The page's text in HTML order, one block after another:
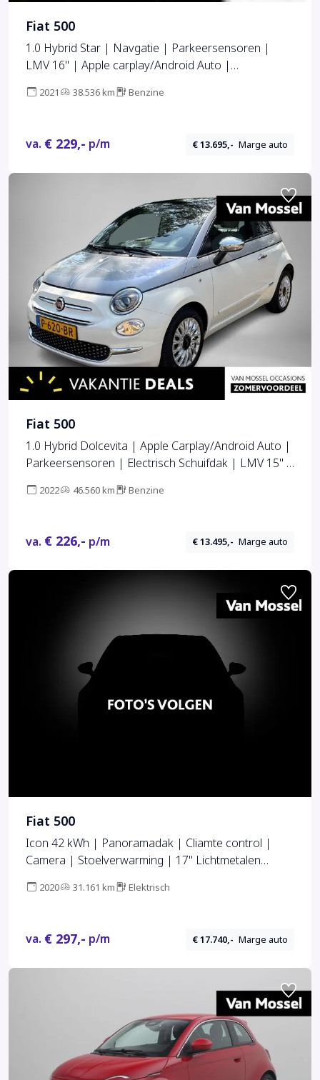
Fiat 500
1.0 Hybrid Star | Navgatie | Parkeersensoren |
LMV 16" | Apple carplay/Android Auto |
2021 38.536 km Benzine
va. € 229,- p/m € 13.695,- Marge auto
Fiat 500
1.0 Hybrid Dolcevita | Apple Carplay/Android Auto |
Parkeersensoren | Electrisch Schuifdak | LMV 15" |
2022 46.560 km Benzine
va. € 226,- p/m € 13.495,- Marge auto
Fiat 500
Icon 42 kWh | Panoramadak | Cliamte control |
Camera | Stoelverwarming | 17" Lichtmetalen
2020 31.161 km Elektrisch
va. € 297,- p/m € 17.740,- Marge auto